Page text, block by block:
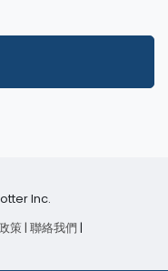
Inc.
策 | 聯絡我們 |